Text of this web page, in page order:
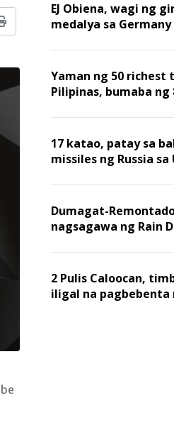
Print
EJ Obiena, wagi ng
medalya sa Germany
Yaman ng 50 richest
Pilipinas, bumaba ng
17 katao, patay sa
missiles ng Russia sa
nawasak
Dumagat-
nagsagawa ng Rain
2 Pulis Caloocan,
iligal na pagbebenta